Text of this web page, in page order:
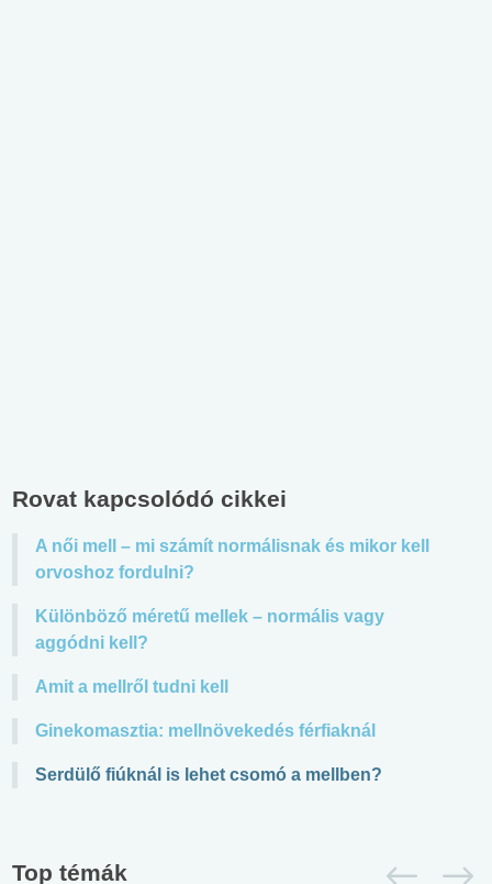
Rovat kapcsolódó cikkei
A női mell – mi számít normálisnak és mikor kell
orvoshoz fordulni?
Különböző méretű mellek – normális vagy
aggódni kell?
Amit a mellről tudni kell
Ginekomasztia: mellnövekedés férfiaknál
Serdülő fiúknál is lehet csomó a mellben?
Top témák